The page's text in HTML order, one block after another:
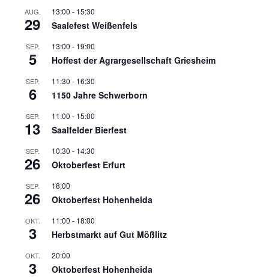
AUG.
29
13:00 - 15:30
Saalefest Weißenfels
SEP.
5
13:00 - 19:00
Hoffest der Agrargesellschaft Griesheim
SEP.
6
11:30 - 16:30
1150 Jahre Schwerborn
SEP.
13
11:00 - 15:00
Saalfelder Bierfest
SEP.
26
10:30 - 14:30
Oktoberfest Erfurt
SEP.
26
18:00
Oktoberfest Hohenheida
OKT.
3
11:00 - 18:00
Herbstmarkt auf Gut Mößlitz
OKT.
3
20:00
Oktoberfest Hohenheida